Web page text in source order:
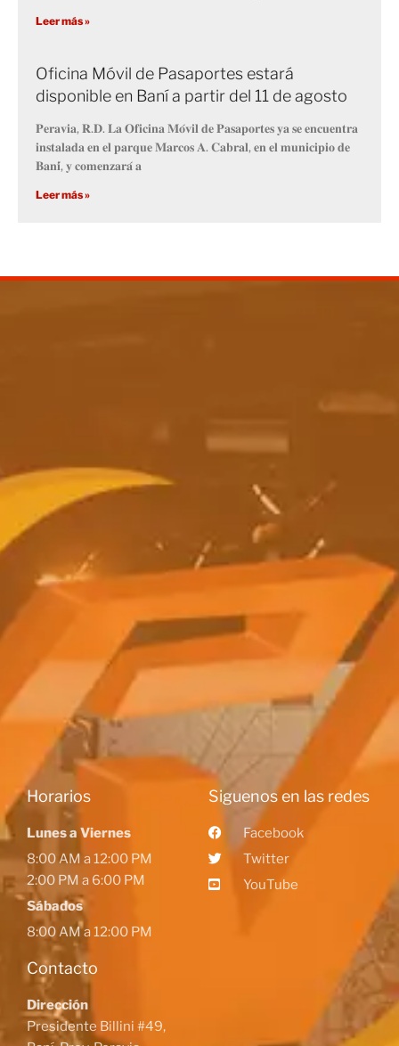
Leer más »
Oficina Móvil de Pasaportes estará
disponible en Baní a partir del 11 de agosto
𝐏𝐞𝐫𝐚𝐯𝐢𝐚, 𝐑.𝐃. 𝐋𝐚 𝐎𝐟𝐢𝐜𝐢𝐧𝐚 𝐌𝐨́𝐯𝐢𝐥 𝐝𝐞 𝐏𝐚𝐬𝐚𝐩𝐨𝐫𝐭𝐞𝐬 𝐲𝐚 𝐬𝐞 𝐞𝐧𝐜𝐮𝐞𝐧𝐭𝐫𝐚
𝐢𝐧𝐬𝐭𝐚𝐥𝐚𝐝𝐚 𝐞𝐧 𝐞𝐥 𝐩𝐚𝐫𝐪𝐮𝐞 𝐌𝐚𝐫𝐜𝐨𝐬 𝐀. 𝐂𝐚𝐛𝐫𝐚𝐥, 𝐞𝐧 𝐞𝐥 𝐦𝐮𝐧𝐢𝐜𝐢𝐩𝐢𝐨 𝐝𝐞
𝐁𝐚𝐧𝐢́, 𝐲 𝐜𝐨𝐦𝐞𝐧𝐳𝐚𝐫𝐚́ 𝐚
Leer más »
Horarios
Lunes a Viernes
8:00 AM a 12:00 PM
2:00 PM a 6:00 PM
Sábados
8:00 AM a 12:00 PM
Contacto
Dirección
Presidente Billini #49,
Siguenos en las redes
Facebook
Twitter
YouTube